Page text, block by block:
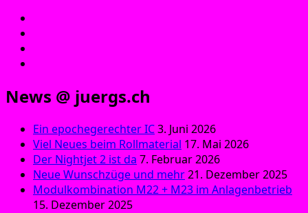
News @ juergs.ch
Ein epochegerechter IC3. Juni 2026
Viel Neues beim Rollmaterial 17. Mai 2026
Der Nightjet 2 ist da 7. Februar 2026
Neue Wunschzüge und mehr21. Dezember 2025
Modulkombination M22 + M23 im Anlagenbetrieb
15. Dezember 2025